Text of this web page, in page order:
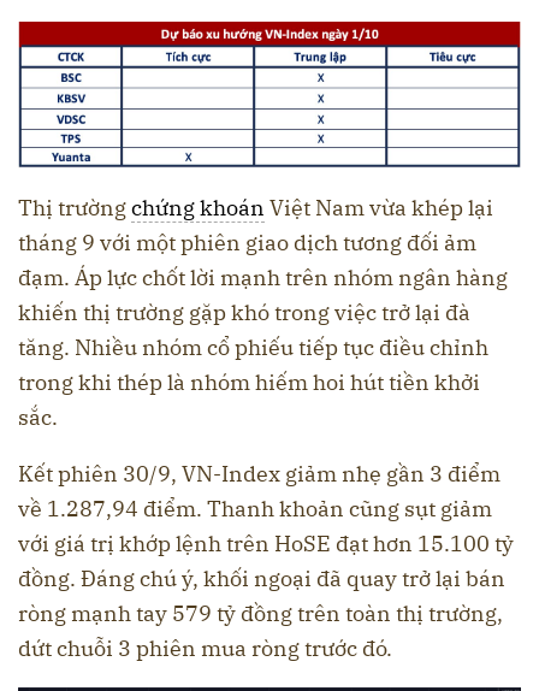
Thị trườngchứng khoán Việt Nam vừa khép lại
tháng 9 với một phiên giao dịch tương đối ảm
đạm. Áp lực chốt lời mạnh trên nhóm ngân hàng
khiến thị trường gặp khó trong việc trở lại đà
tăng. Nhiều nhóm cổ phiếu tiếp tục điều chỉnh
trong khi thép là nhóm hiếm hoi hút tiền khởi
sắc.
Kết phiên 30/9, VN-Index giảm nhẹ gần 3 điểm
về 1.287,94 điểm. Thanh khoản cũng sụt giảm
với giá trị khớp lệnh trên HoSE đạt hơn 15.100 tỷ
đồng. Đáng chú ý, khối ngoại đã quay trở lại bán
ròng mạnh tay 579 tỷ đồng trên toàn thị trường,
dứt chuỗi 3 phiên mua ròng trước đó.